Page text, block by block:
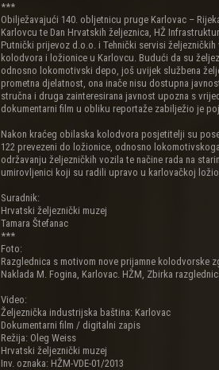
***
Obilježavajući 140. obljetnicu pruge Karlovac –
Karlovcu te Dan Hrvatskih željeznica, HŽ
Putnički prijevoz d.o.o. i Tehnički servisi
kolodvora i ložionice u Karlovcu. Budući da su
odnosno lokomotivski depo, još uvijek službena
prometna djelatnost, ona inače nisu dostupna
stručna i druga zainteresirana javnost upozna s
dokumentarni film u obliku reportaže zabilježio je
Nakon kraćeg obilaska kolodvora posjetitelji su
122 prevezeni do ložionice, odnosno
održavanju željezničkih vozila te načine rada na
umirovljenici koji su radili upravo u karlovačkoj
Suradnik:
Hrvatski željeznički muzej
Tamara Štefanac
***
Foto:
Razglednica s motivom nove prijamne kolodvorske
Naklada M. Fogina, Karlovac. HŽM, Zbirka
Video:
Željeznička industrijska baština: Karlovac
Dokumentarni film / digitalni zapis
Režija: Oleg Weiss
Hrvatski željeznički muzej
Inv. oznaka: HŽM-VDE-01/2013